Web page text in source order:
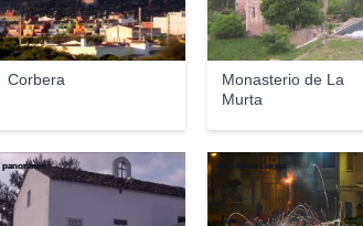
Corbera
Monasterio de La
Murta
panoramio José María García